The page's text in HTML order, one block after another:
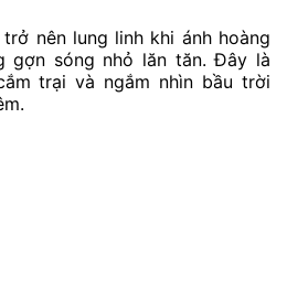
nên lung linh khi ánh hoàng
gợn sóng nhỏ lăn tăn. Đây là
trại và ngắm nhìn bầu trời